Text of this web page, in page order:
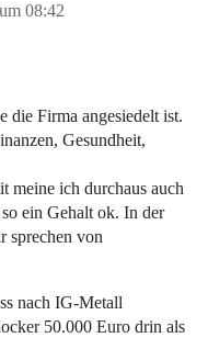
08:42
die Firma angesiedelt ist.
Gesundheit,
meine ich durchaus auch
ein Gehalt ok. In der
sprechen von
nach IG-Metall
50.000 Euro drin als